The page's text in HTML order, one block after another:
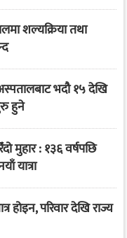
शल्यक्रिया तथा
भदौ १५ देखि
हुने
मुहार : १३६ वर्षपछि
यात्रा
होइन, परिवार देखि राज्य